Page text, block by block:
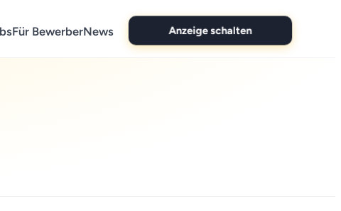
Für BewerberNews Anzeige schalten